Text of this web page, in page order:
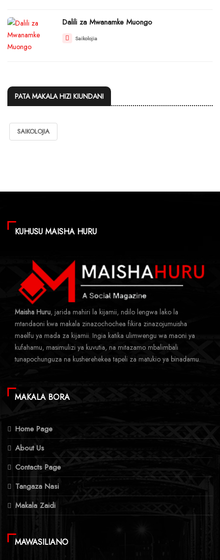
Dalili za Mwanamke Muongo
Saikolojia
PATA MAKALA HIZI KIUNDANI
SAIKOLOJIA
KUHUSU MAISHA HURU
Maisha Huru, jarida mahiri la kijamii, ndilo lengwa lako la
mtandaoni kwa makala zinazochochea fikira zinazojumuisha
maelfu ya mada za kijamii. Ingia katika ulimwengu wa maoni ya
kufahamu, masimulizi ya kuvutia, na mitazamo mbalimbali
tunapochunguza na kusherehekea tapeli za matukio ya binadamu.
MAKALA BORA
Home Page
About Us
Contacts Page
Tangaza Nasi
Makala Zaidi
MAWASILIANO